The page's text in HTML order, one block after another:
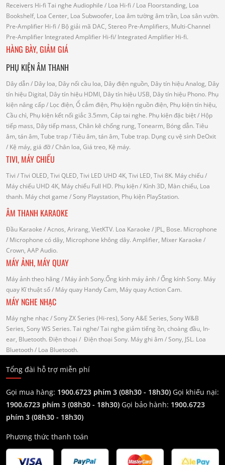
Receivers Hi-fi Tai nghe Audiophile / Loa Hi-fi / Loa Floorstanding, Loa
Bookshelf, Loa Center, Loa Subwoofer, Loa âm tường âm trần, Loa sân vườn.
Pre-Amplifier Hi-fi / Bộ giải mã DAC, Stereo Pre-Amplifiers, Multi-Channel
Pre-Amplifier Integrated Amplifier Hi-fi/ Integrated Amplifier Hi-fi.
HÀNG BÀY, GIẢM GIÁ
PHỤ KIỆN ÂM THANH
Dây dẫn/ Dây loa, Dây nối cầu loa, Dây điện nguồn, Dây tín hiệu Analog, Dây
tín hiệu Digital, Dây tín hiệu HDMI, Dây tín hiệu USB, Dây tín hiệu Phono. Phụ
kiện nâng cấp/ Lọc điện, Ổ cắm điện, Phụ kiện nguồn điện, Phụ kiện tín hiệu,
Cầu chì, Phụ kiện kết nối giắc 3.5mm, Cáp tai nghe. Phụ kiện đặc biệt/ Hộp
tiếp mass, Dây tiếp mass, Chân kê chống rung, Tonearm, Bóng dẫn. Tiêu
âm, tán âm, Tube trap/ Tiêu âm, tán âm, Tube trap. Dụng cụ vệ sinh DeOxit
/ Kệ máy, giá đỡ/ Chân loa, Giá treo, Kệ máy.
TIVI, MÁY CHIẾU
Tivi / Tivi OLED, Tivi QLED, Tivi LED UHD 4K, Tivi LED, Tivi 8K. Máy chiếu/
Máy chiếu UHD 4K, Máy chiếu Full HD. Phụ kiện/ Kính 3D, Màn chiếu, Loa
thanh. Máy chơi game / Sony Playstation, Phụ kiện PlayStation.
ÂM THANH KARAOKE
Đầu Karaoke / Acnos, Arirang, VietKTV. Loa Karaoke / JPL, Bose. Microphone
/ Microphone có dây, Microphone không dây. Amplifier, Mixer Karaoke /
Crown, AAP Audio.
MÁY ẢNH, MÁY QUAY
Máy ảnh theo hãng / Máy ảnh Sony.Ống kính máy ảnh / Ống kính Sony. Máy
quay Kĩ thuật số/ Máy quay Handy Cam, Máy quay Action Cam.
MÁY NGHE NHẠC
Máy nghe nhạc / Sony ZX Series (Hi-res), Sony A&E Series, Sony W&B
Series, Sony WS Series. Tai nghe/ Tai nghe giảm tiếng ồn, choàng đầu, In-
ear, Bluetooth. Điện thoại / Điện thoại Sony. Máy ghi âm / Sony, JSL. Loa
Bluetooth/ Loa Bluetooth.
Tổng đài hỗ trợ miễn phí
Gọi mua hàng: 1900.6723 phím 3 (08h30 - 18h30) Gọi khiếu nại:
1900.6723 phím 3 (08h30 - 18h30) Gọi bảo hành: 1900.6723
phím 3 (08h30 - 18h30)
Phương thức thanh toán